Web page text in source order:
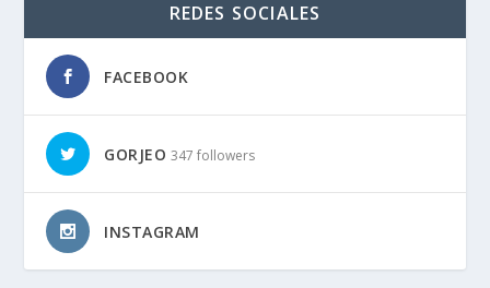
REDES SOCIALES
FACEBOOK
GORJEO 347 followers
INSTAGRAM